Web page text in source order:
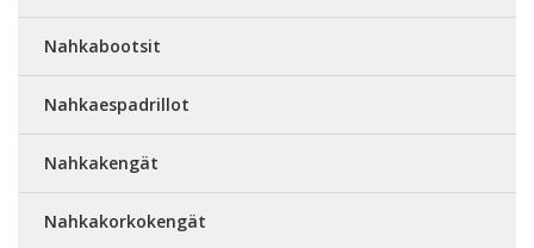
Nahkabootsit
Nahkaespadrillot
Nahkakengät
Nahkakorkokengät